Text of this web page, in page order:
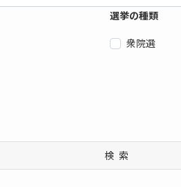
選挙の種類
衆院選
検索